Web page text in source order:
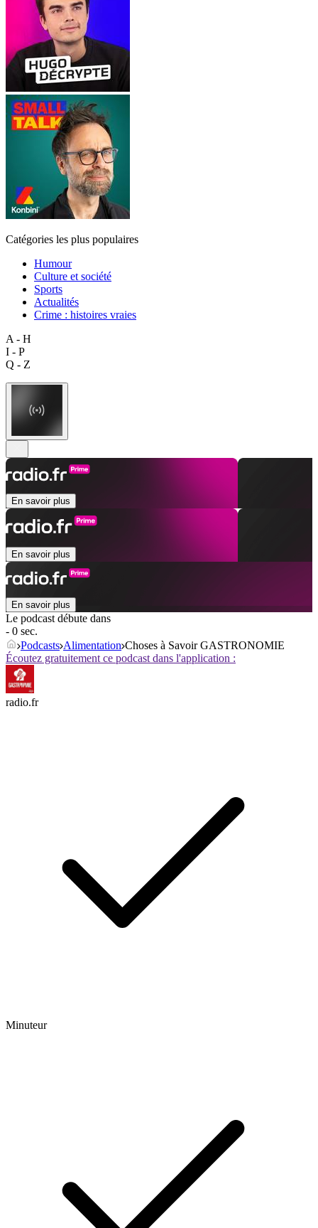
Catégories les plus populaires
Humour
Culture et société
Sports
Actualités
Crime : histoires vraies
A - H
I - P
Q - Z
En savoir plus
En savoir plus
En savoir plus
Le podcast débute dans
- 0 sec.
Podcasts Alimentation Choses à Savoir GASTRONOMIE
Écoutez gratuitement ce podcast dans l'application :
radio.fr
Minuteur